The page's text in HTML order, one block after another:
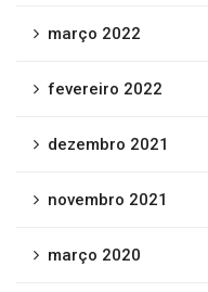
março 2022
fevereiro 2022
dezembro 2021
novembro 2021
março 2020